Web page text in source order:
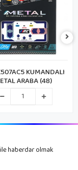
KUMANDALI
ARABA (48)
haberdar olmak